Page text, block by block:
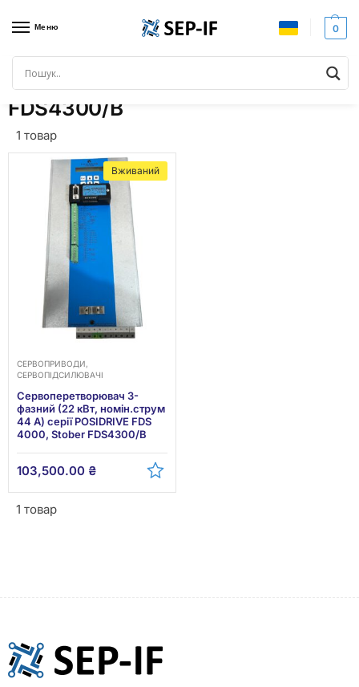
Меню 0
Головна
FDS4300/B
1 товар
Вживаний
СЕРВОПРИВОДИ,
СЕРВОПІДСИЛЮВАЧІ
Сервоперетворювач 3-
фазний (22 кВт, номін.струм
44 А) серії POSIDRIVE FDS
4000, Stober FDS4300/B
103,500.00 ₴
1 товар